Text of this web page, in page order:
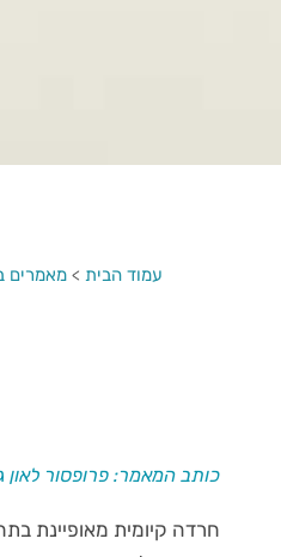
עמוד הבית >מאמרים
כותב המאמר: פרופסור לאון
חרדה קיומית מאופיינת